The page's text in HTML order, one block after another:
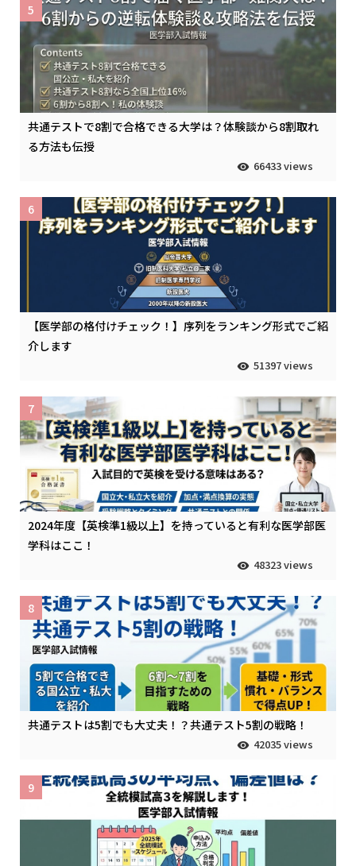
共通テストで8割で合格できる大学は？体験談から8割取れ
る方法も伝授
66433 views
5
【医学部の格付けチェック！】序列をランキング形式でご紹
介します
51397 views
6
2024年度【英検準1級以上】を持っていると有利な医学部医
学科はここ！
48323 views
7
共通テストは5割でも大丈夫！？共通テスト5割の戦略！
42035 views
8
9